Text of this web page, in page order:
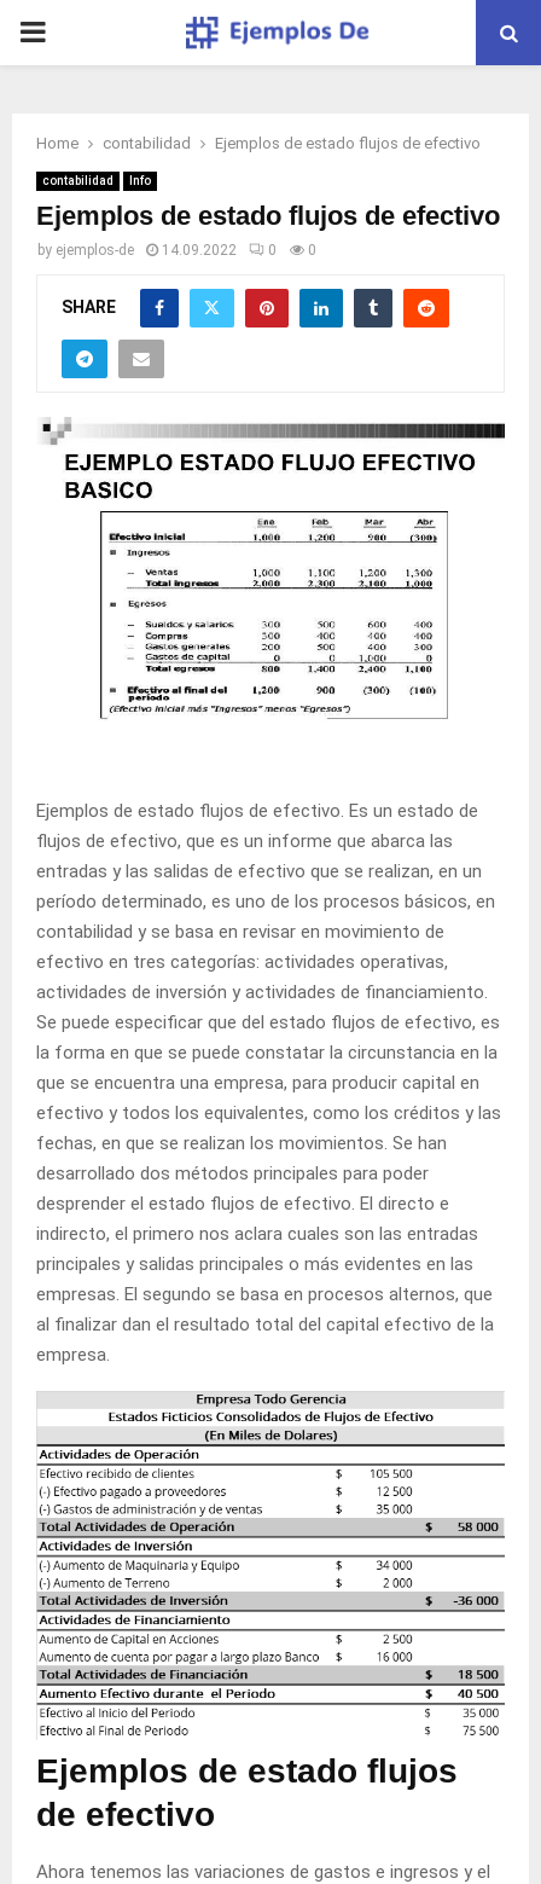
PRIMARY
Home contabilidad Ejemplos de estado flujos de efectivo
contabilidad Info
Ejemplos de estado flujos de efectivo
by ejemplos-de 14.09.2022 0 0
SHARE
Ejemplos de estado flujos de efectivo. Es un estado de
flujos de efectivo, que es un informe que abarca las
entradas y las salidas de efectivo que se realizan, en un
período determinado, es uno de los procesos básicos, en
contabilidad y se basa en revisar en movimiento de
efectivo en tres categorías: actividades operativas,
actividades de inversión y actividades de financiamiento.
Se puede especificar que del estado flujos de efectivo, es
la forma en que se puede constatar la circunstancia en la
que se encuentra una empresa, para producir capital en
efectivo y todos los equivalentes, como los créditos y las
fechas, en que se realizan los movimientos. Se han
desarrollado dos métodos principales para poder
desprender el estado flujos de efectivo. El directo e
indirecto, el primero nos aclara cuales son las entradas
principales y salidas principales o más evidentes en las
empresas. El segundo se basa en procesos alternos, que
al finalizar dan el resultado total del capital efectivo de la
empresa.
Ejemplos de estado flujos
de efectivo
Ahora tenemos las variaciones de gastos e ingresos y el